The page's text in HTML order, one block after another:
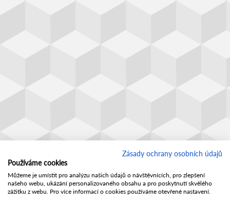
Zásady ochrany osobních údajů
Používáme cookies
Můžeme je umístit pro analýzu našich údajů o návštěvnících, pro zlepšení
našeho webu, ukázání personalizovaného obsahu a pro poskytnutí skvělého
zážitku z webu. Pro více informací o cookies používáme otevřené nastavení.